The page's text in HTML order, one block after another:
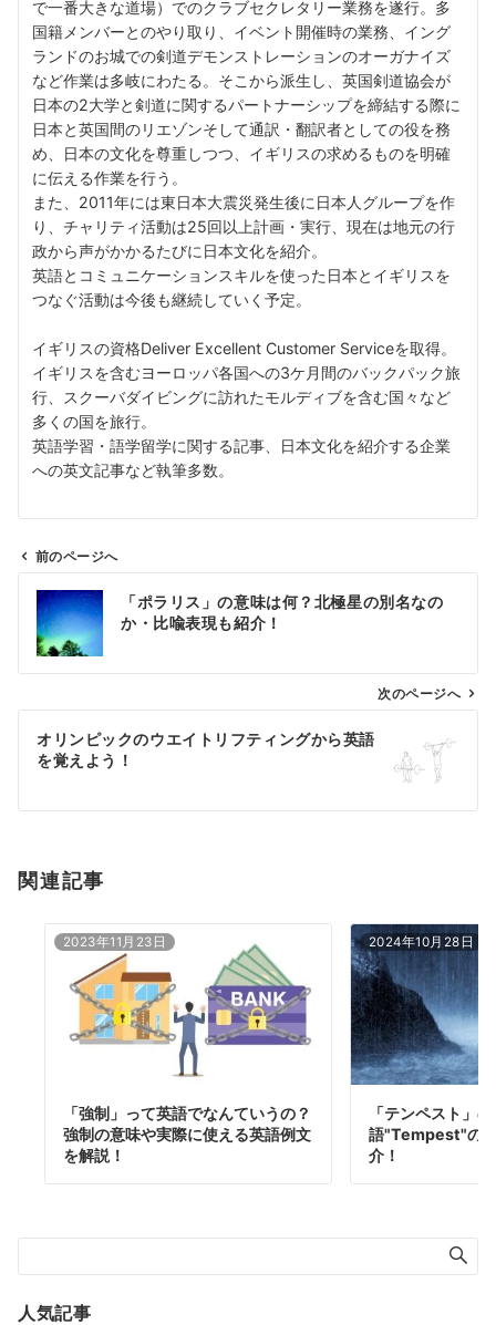
で一番大きな道場）でのクラブセクレタリー業務を遂行。多
国籍メンバーとのやり取り、イベント開催時の業務、イング
ランドのお城での剣道デモンストレーションのオーガナイズ
など作業は多岐にわたる。そこから派生し、英国剣道協会が
日本の2大学と剣道に関するパートナーシップを締結する際に
日本と英国間のリエゾンそして通訳・翻訳者としての役を務
め、日本の文化を尊重しつつ、イギリスの求めるものを明確
に伝える作業を行う。
また、2011年には東日本大震災発生後に日本人グループを作
り、チャリティ活動は25回以上計画・実行、現在は地元の行
政から声がかかるたびに日本文化を紹介。
英語とコミュニケーションスキルを使った日本とイギリスを
つなぐ活動は今後も継続していく予定。
イギリスの資格Deliver Excellent Customer Serviceを取得。
イギリスを含むヨーロッパ各国への3ケ月間のバックパック旅
行、スクーバダイビングに訪れたモルディブを含む国々など
多くの国を旅行。
英語学習・語学留学に関する記事、日本文化を紹介する企業
への英文記事など執筆多数。
ン
前のページへ
「ポラリス」の意味は何？北極星の別名なの
か・比喩表現も紹介！
次のページへ
オリンピックのウエイトリフティングから英語
を覚えよう！
関連記事
2023年11月23日
「強制」って英語でなんていうの？
強制の意味や実際に使える英語例文
を解説！
2024年10月28日
「テンペスト」
語"Tempest"の
介！
人気記事